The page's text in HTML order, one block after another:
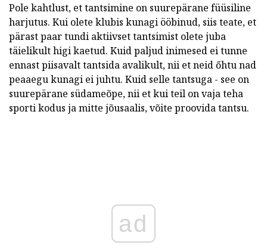
Pole kahtlust, et tantsimine on suurepärane füüsiline
harjutus. Kui olete klubis kunagi ööbinud, siis teate, et
pärast paar tundi aktiivset tantsimist olete juba
täielikult higi kaetud. Kuid paljud inimesed ei tunne
ennast piisavalt tantsida avalikult, nii et neid őhtu nad
peaaegu kunagi ei juhtu. Kuid selle tantsuga - see on
suurepärane südameõpe, nii et kui teil on vaja teha
sporti kodus ja mitte jõusaalis, võite proovida tantsu.
ad